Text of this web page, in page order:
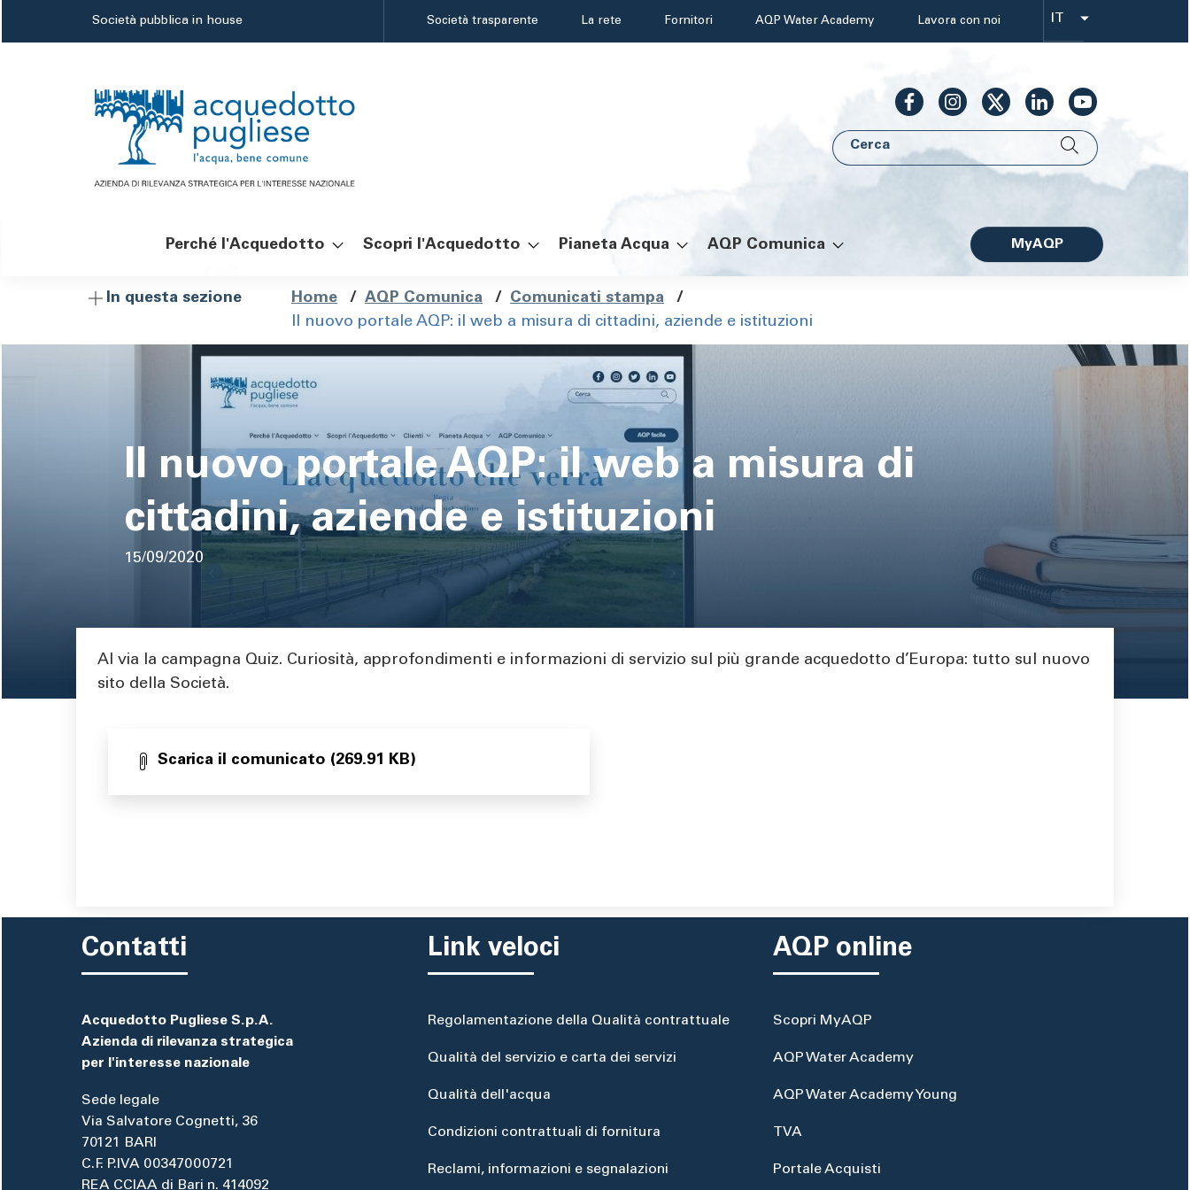
Società pubblica in house
Header
Società trasparente La rete Fornitori AQP Water Academy Lavora con noi
language
Cerca
Navigazione
principale
Perché l'Acquedotto Scopri l'Acquedotto Pianeta Acqua AQP Comunica
AQPMyAQP
In questa sezione
Briciole
di
pane
Home / AQP Comunica / Comunicati stampa
/
Il nuovo portale AQP: il web a misura di cittadini, aziende e istituzioni
Il nuovo portale AQP: il web a misura di
cittadini, aziende e istituzioni
15/09/2020
Area di testo
Al via la campagna Quiz. Curiosità, approfondimenti e informazioni di servizio sul più grande acquedotto d’Europa: tutto sul nuovo
sito della Società.
Scarica il comunicato (269.91 KB)
Contatti
Acquedotto Pugliese S.p.A.
Azienda di rilevanza strategica
per l'interesse nazionale
Sede legale
Via Salvatore Cognetti, 36
70121 BARI
C.F. P.IVA 00347000721
REA CCIAA di Bari n. 414092
Link veloci
Regolamentazione della Qualità contrattuale
Qualità del servizio e carta dei servizi
Qualità dell'acqua
Condizioni contrattuali di fornitura
Reclami, informazioni e segnalazioni
AQP online
Scopri MyAQP
AQP Water Academy
AQP Water Academy Young
TVA
Portale Acquisti